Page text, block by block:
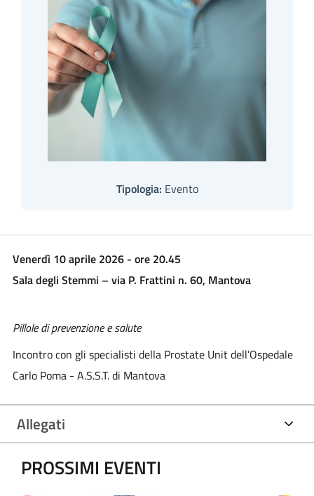
Tipologia: Evento
Venerdì 10 aprile 2026 - ore 20.45
Sala degli Stemmi – via P. Frattini n. 60, Mantova
Pillole di prevenzione e salute
Incontro con gli specialisti della Prostate Unit dell’Ospedale
Carlo Poma - A.S.S.T. di Mantova
Allegati
PROSSIMI EVENTI